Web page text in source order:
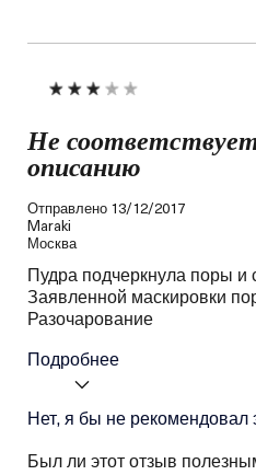
Не соответствует
описанию
Отправлено 13/12/2017
Maraki
Москва
Пудра подчеркнула поры и
Заявленной маскировки
Разочарование
Подробнее
Я получал (-а)
этого продукта:
Ваш тип кожи
Нет, я бы не рекомендовал
Был ли этот отзыв